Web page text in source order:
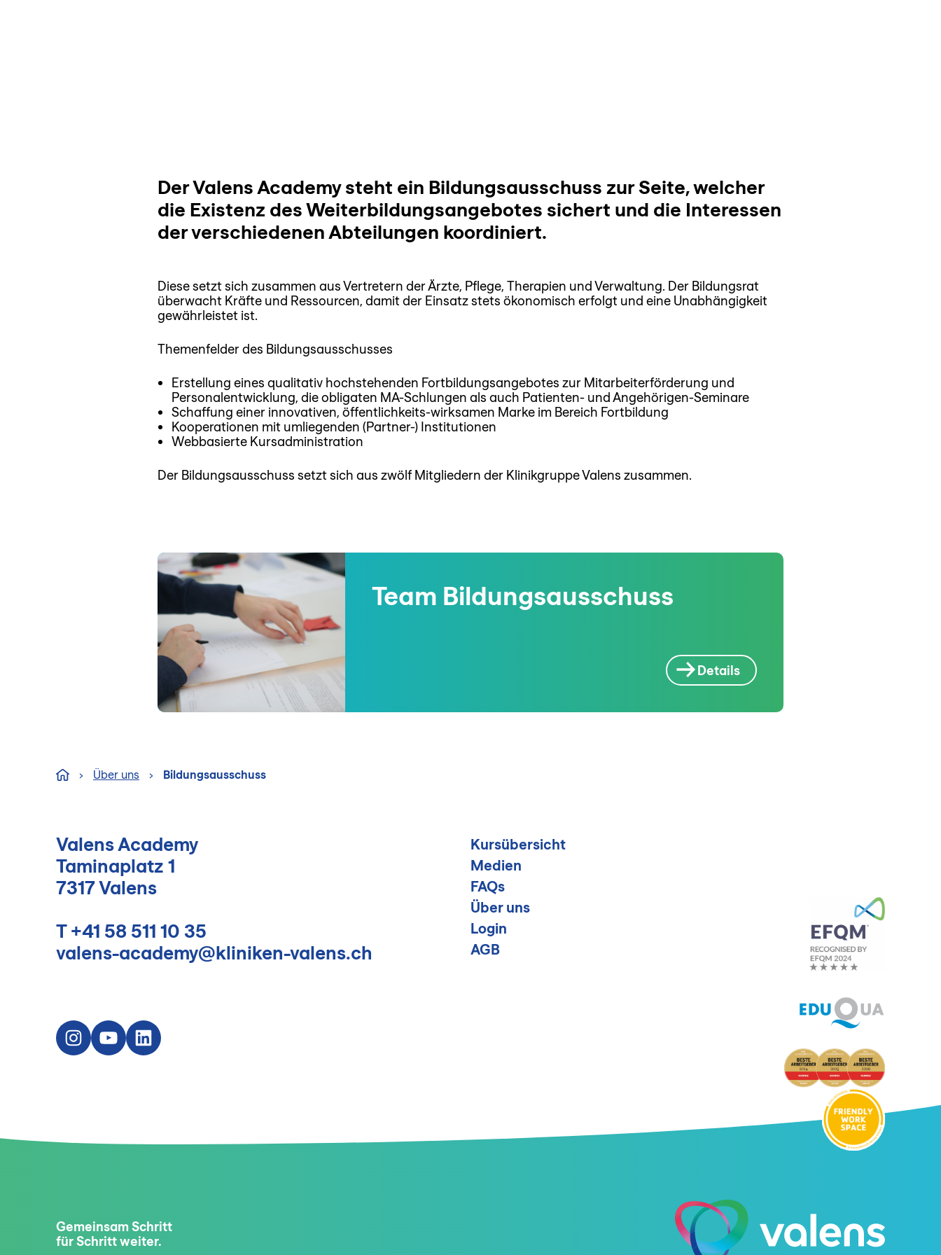
Der Valens Academy steht ein Bildungsausschuss zur Seite, welcher
die Existenz des Weiterbildungsangebotes sichert und die Interessen
der verschiedenen Abteilungen koordiniert.
Diese setzt sich zusammen aus Vertretern der Ärzte, Pflege, Therapien und Verwaltung. Der Bildungsrat
überwacht Kräfte und Ressourcen, damit der Einsatz stets ökonomisch erfolgt und eine Unabhängigkeit
gewährleistet ist.
Themenfelder des Bildungsausschusses
Erstellung eines qualitativ hochstehenden Fortbildungsangebotes zur Mitarbeiterförderung und
Personalentwicklung, die obligaten MA-Schlungen als auch Patienten- und Angehörigen-Seminare
Schaffung einer innovativen, öffentlichkeits-wirksamen Marke im Bereich Fortbildung
Kooperationen mit umliegenden (Partner-) Institutionen
Webbasierte Kursadministration
Der Bildungsausschuss setzt sich aus zwölf Mitgliedern der Klinikgruppe Valens zusammen.
Team Bildungsausschuss
Details
› Über uns › Bildungsausschuss
Valens Academy
Taminaplatz 1
7317 Valens
T+41 58 511 10 35
valens-academy@kliniken-valens.ch
Instagram
YouTubeLinkedIn
Kursübersicht
Medien
FAQs
Über uns
Login
AGB
Gemeinsam Schritt
für Schritt weiter.